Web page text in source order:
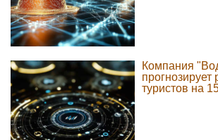
Компания
прогнозирует
туристов на